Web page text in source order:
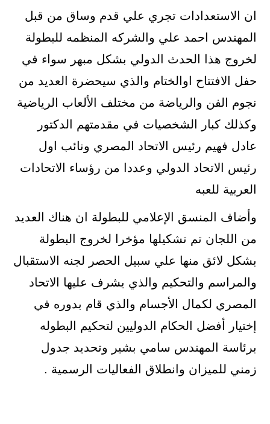
ان الاستعدادات تجري علي قدم وساق من قبل
المهندس احمد علي والشركه المنظمه للبطولة
لخروج هذا الحدث الدولي بشكل مبهر سواء في
حفل الافتتاح اوالختام والذي سيحضرة العديد من
نجوم الفن والرياضة من مختلف الألعاب الرياضية
وكذلك كبار الشخصيات في مقدمتهم الدكتور
عادل فهيم رئيس الاتحاد المصري ونائب اول
رئيس الاتحاد الدولي وعددا من رؤساء الاتحادات
العربية للعبه
وأضاف المنسق الإعلامي للبطولة ان هناك العديد
من اللجان تم تشكيلها مؤخرا لخروج البطولة
بشكل لائق منها علي سبيل الحصر لجنه الاستقبال
والمراسم والتحكيم والذي يشرف عليها الاتحاد
المصري لكمال الأجسام والذي قام بدوره في
إختيار أفضل الحكام الدوليين لتحكيم البطوله
برئاسة المهندس سامي بشير وتحديد جدول
زمني للميزان وانطلاق الفعاليات الرسمية .